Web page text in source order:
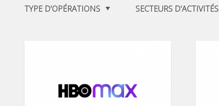
TYPE D'OPÉRATIONS SECTEURS D'ACTIVITÉS